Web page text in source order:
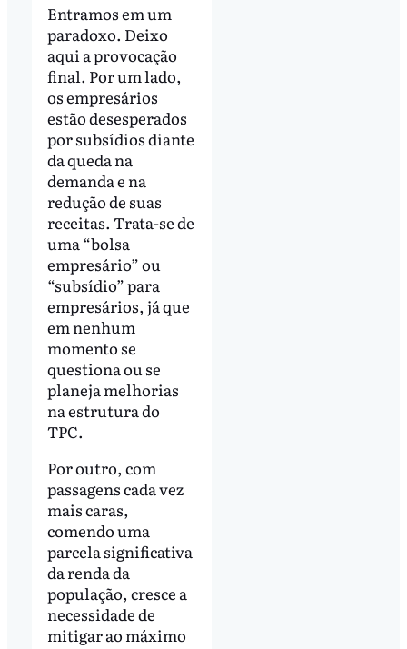
Entramos em um
paradoxo. Deixo
aqui a provocação
final. Por um lado,
os empresários
estão desesperados
por subsídios diante
da queda na
demanda e na
redução de suas
receitas. Trata-se de
uma “bolsa
empresário” ou
“subsídio” para
empresários, já que
em nenhum
momento se
questiona ou se
planeja melhorias
na estrutura do
TPC.
Por outro, com
passagens cada vez
mais caras,
comendo uma
parcela significativa
da renda da
população, cresce a
necessidade de
mitigar ao máximo